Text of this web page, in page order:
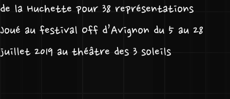
de la Huchette pour 38 représentations
Joué au festival Off d’Avignon du 5 au 28
juillet 2019 au théâtre des 3 soleils